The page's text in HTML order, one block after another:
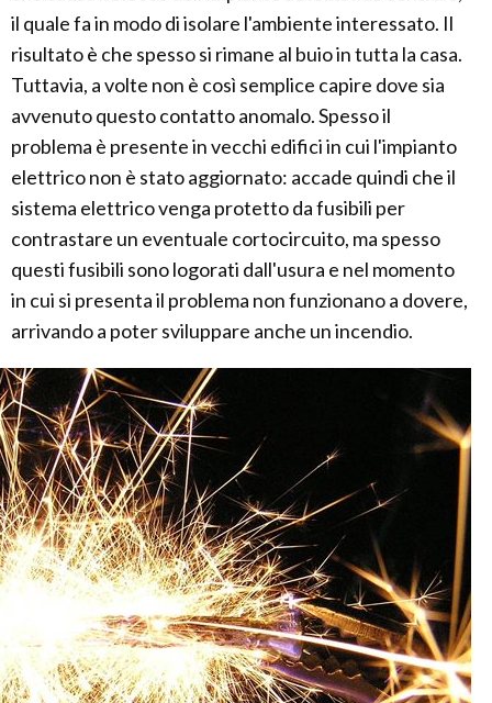
il quale fa in modo di isolare l'ambiente interessato. Il
risultato è che spesso si rimane al buio in tutta la casa.
Tuttavia, a volte non è così semplice capire dove sia
avvenuto questo contatto anomalo. Spesso il
problema è presente in vecchi edifici in cui l'impianto
elettrico non è stato aggiornato: accade quindi che il
sistema elettrico venga protetto da fusibili per
contrastare un eventuale cortocircuito, ma spesso
questi fusibili sono logorati dall'usura e nel momento
in cui si presenta il problema non funzionano a dovere,
arrivando a poter sviluppare anche un incendio.